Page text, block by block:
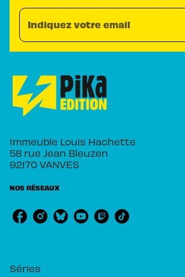
Indiquez votre email
Immeuble Louis Hachette
58 rue Jean Bleuzen
92170 VANVES
NOS RÉSEAUX
Séries